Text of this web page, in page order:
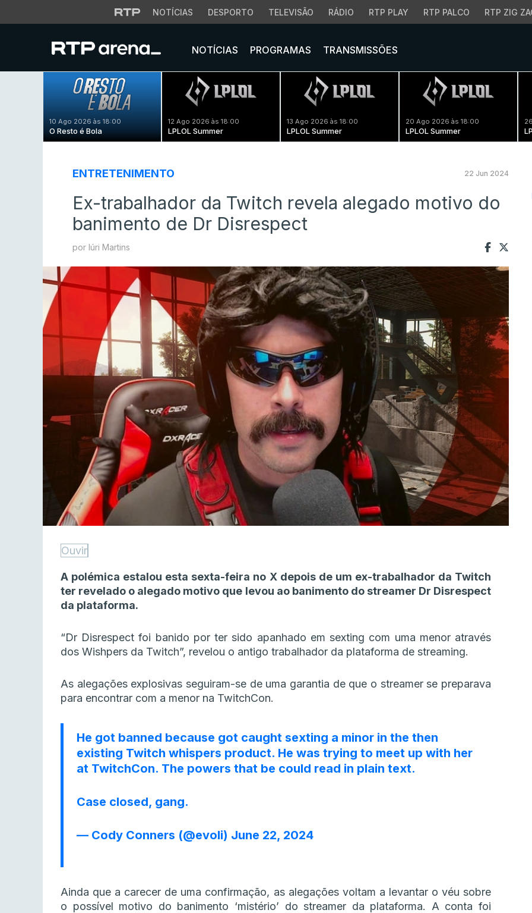
NOTÍCIAS DESPORTO TELEVISÃO RÁDIO RTP PLAY RTP PALCO RTP ZIG
NOTÍCIAS PROGRAMAS TRANSMISSÕES
10 Ago 2026 às 18:00
O Resto é Bola
12 Ago 2026 às 18:00
LPLOL Summer
13 Ago 2026 às 18:00
LPLOL Summer
20 Ago 2026 às 18:00
LPLOL Summer
ENTRETENIMENTO 22 Jun 2024
Ex-trabalhador da Twitch revela alegado motivo do
banimento de Dr Disrespect
por Iúri Martins
Ouvir
A polémica estalou esta sexta-feira no X depois de um ex-trabalhador da Twitch
ter revelado o alegado motivo que levou ao banimento do streamer Dr Disrespect
da plataforma.
“Dr Disrespect foi banido por ter sido apanhado em sexting com uma menor através
dos Wishpers da Twitch”, revelou o antigo trabalhador da plataforma de streaming.
As alegações explosivas seguiram-se de uma garantia de que o streamer se preparava
para encontrar com a menor na TwitchCon.
He got banned because got caught sexting a minor in the then
existing Twitch whispers product. He was trying to meet up with her
at TwitchCon. The powers that be could read in plain text.
Case closed, gang.
— Cody Conners (@evoli) June 22, 2024
Ainda que a carecer de uma confirmação, as alegações voltam a levantar o véu sobre
o possível motivo do banimento ‘mistério’ do streamer da plataforma. A conta foi